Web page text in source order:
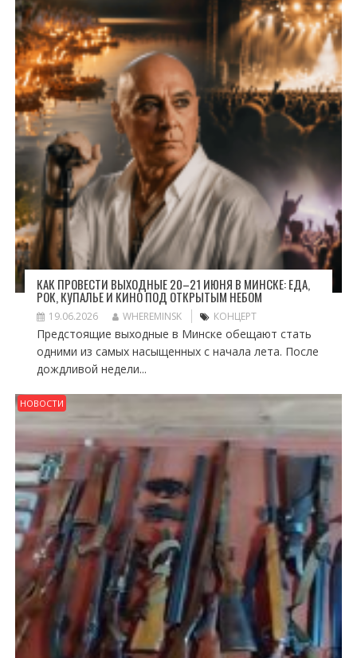
КАК ПРОВЕСТИ ВЫХОДНЫЕ 20–21 ИЮНЯ В МИНСКЕ: ЕДА,
РОК, КУПАЛЬЕ И КИНО ПОД ОТКРЫТЫМ НЕБОМ
19.06.2026 WHEREMINSK КОНЦЕРТ
Предстоящие выходные в Минске обещают стать
одними из самых насыщенных с начала лета. После
дождливой недели...
НОВОСТИ